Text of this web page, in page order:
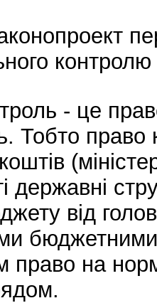
контролю
- це
Тобто
державні
від
право на